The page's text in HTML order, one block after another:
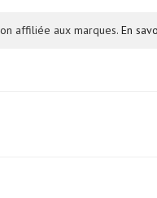
affiliée aux marques. En